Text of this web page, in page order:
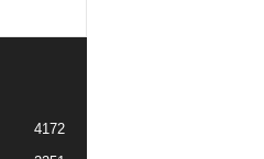
4172